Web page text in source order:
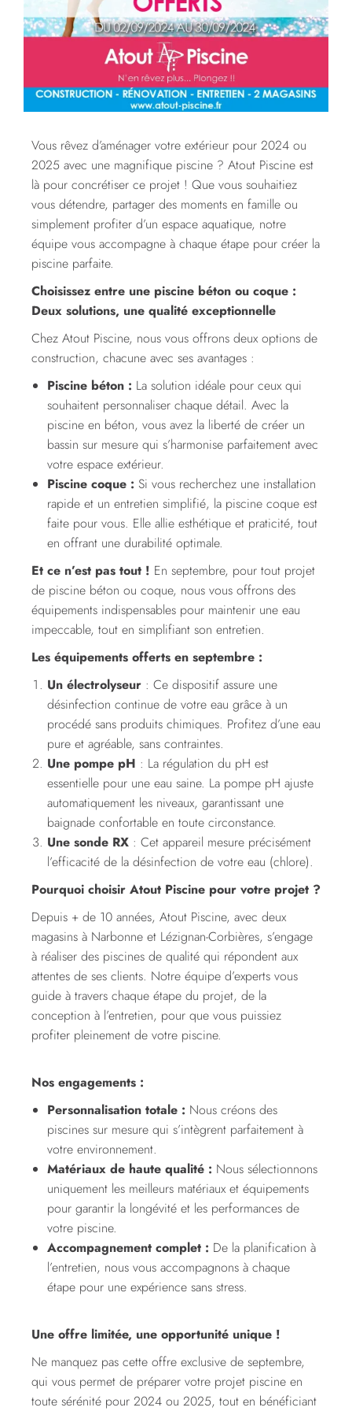
Vous rêvez d’aménager votre extérieur pour 2024 ou
2025 avec une magnifique piscine ? Atout Piscine est
là pour concrétiser ce projet ! Que vous souhaitiez
vous détendre, partager des moments en famille ou
simplement profiter d’un espace aquatique, notre
équipe vous accompagne à chaque étape pour créer la
piscine parfaite.
Choisissez entre une piscine béton ou coque :
Deux solutions, une qualité exceptionnelle
Chez Atout Piscine, nous vous offrons deux options de
construction, chacune avec ses avantages :
Piscine béton : La solution idéale pour ceux qui
souhaitent personnaliser chaque détail. Avec la
piscine en béton, vous avez la liberté de créer un
bassin sur mesure qui s’harmonise parfaitement avec
votre espace extérieur.
Piscine coque : Si vous recherchez une installation
rapide et un entretien simplifié, la piscine coque est
faite pour vous. Elle allie esthétique et praticité, tout
en offrant une durabilité optimale.
Et ce n’est pas tout ! En septembre, pour tout projet
de piscine béton ou coque, nous vous offrons des
équipements indispensables pour maintenir une eau
impeccable, tout en simplifiant son entretien.
Les équipements offerts en septembre :
Un électrolyseur : Ce dispositif assure une
désinfection continue de votre eau grâce à un
procédé sans produits chimiques. Profitez d’une eau
pure et agréable, sans contraintes.
Une pompe pH : La régulation du pH est
essentielle pour une eau saine. La pompe pH ajuste
automatiquement les niveaux, garantissant une
baignade confortable en toute circonstance.
Une sonde RX : Cet appareil mesure précisément
l’efficacité de la désinfection de votre eau (chlore).
Pourquoi choisir Atout Piscine pour votre projet ?
Depuis + de 10 années, Atout Piscine, avec deux
magasins à Narbonne et Lézignan-Corbières, s’engage
à réaliser des piscines de qualité qui répondent aux
attentes de ses clients. Notre équipe d’experts vous
guide à travers chaque étape du projet, de la
conception à l’entretien, pour que vous puissiez
profiter pleinement de votre piscine.
Nos engagements :
Personnalisation totale : Nous créons des
piscines sur mesure qui s’intègrent parfaitement à
votre environnement.
Matériaux de haute qualité : Nous sélectionnons
uniquement les meilleurs matériaux et équipements
pour garantir la longévité et les performances de
votre piscine.
Accompagnement complet : De la planification à
l’entretien, nous vous accompagnons à chaque
étape pour une expérience sans stress.
Une offre limitée, une opportunité unique !
Ne manquez pas cette offre exclusive de septembre,
qui vous permet de préparer votre projet piscine en
toute sérénité pour 2024 ou 2025, tout en bénéficiant